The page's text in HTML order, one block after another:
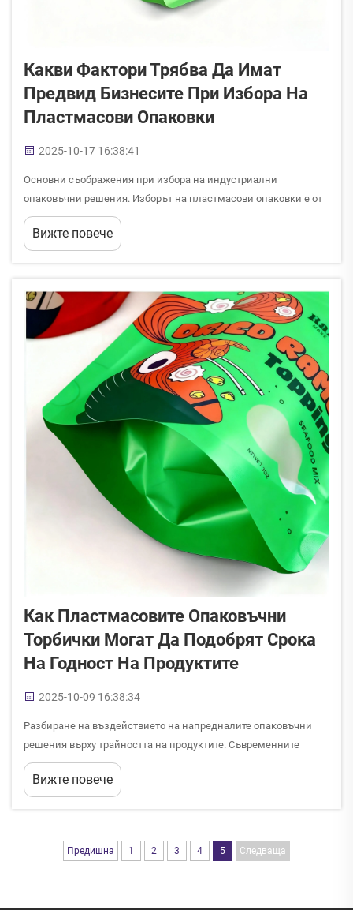
Какви Фактори Трябва Да Имат
Предвид Бизнесите При Избора На
Пластмасови Опаковки
2025-10-17 16:38:41
Основни съображения при избора на индустриални
опаковъчни решения. Изборът на пластмасови опаковки е от
решаващо значение за бизнеса и влияе върху всичко – от
защитата на продукта до възприемането на марката и
Вижте повече
Как Пластмасовите Опаковъчни
Торбички Могат Да Подобрят Срока
На Годност На Продуктите
2025-10-09 16:38:34
Разбиране на въздействието на напредналите опаковъчни
решения върху трайността на продуктите. Съвременните
хранителна и търговска индустрия се сблъскват с
непрекъснато предизвикателство: запазване на прясността и
Вижте повече
Предишна 1 2 3 4 5 Следваща